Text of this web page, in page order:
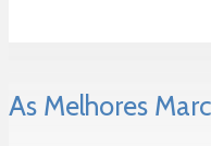
As Melhores